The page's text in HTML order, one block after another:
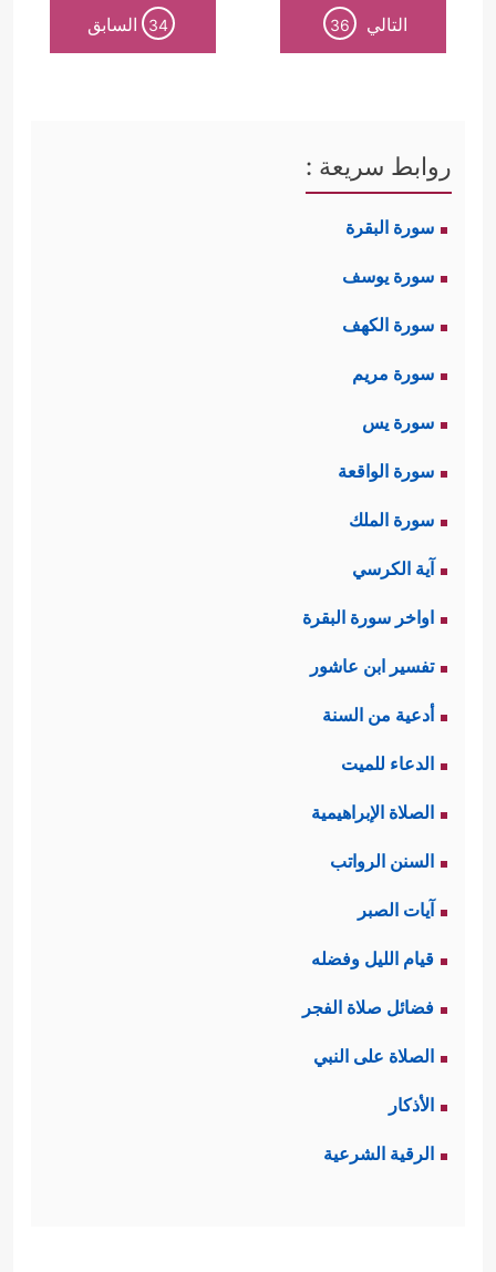
التالي 36
34 السابق
روابط سريعة :
سورة البقرة
سورة يوسف
سورة الكهف
سورة مريم
سورة يس
سورة الواقعة
سورة الملك
آية الكرسي
اواخر سورة البقرة
تفسير ابن عاشور
أدعية من السنة
الدعاء للميت
الصلاة الإبراهيمية
السنن الرواتب
آيات الصبر
قيام الليل وفضله
فضائل صلاة الفجر
الصلاة على النبي
الأذكار
الرقية الشرعية